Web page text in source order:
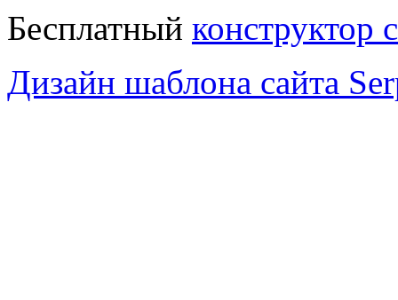
Бесплатный конструктор
Дизайн шаблона сайта